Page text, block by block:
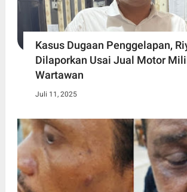
Kasus Dugaan Penggelapan,
Dilaporkan Usai Jual Motor
Wartawan
Juli 11, 2025